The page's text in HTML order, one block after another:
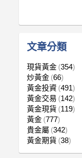
文章分類
現貨黃金 354
炒黃金 66
黃金投資 491
黃金交易 142
黃金現貨 119
黃金 777
貴金屬 342
黃金期貨 38